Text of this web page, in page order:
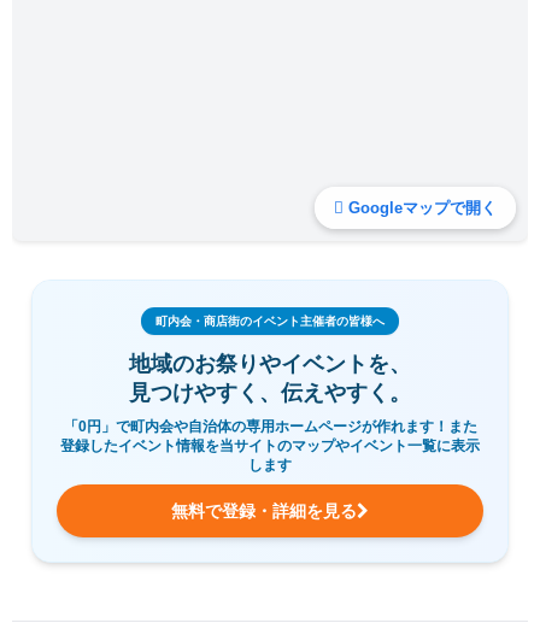
Googleマップで開く
町内会・商店街のイベント主催者の皆様へ
地域のお祭りやイベントを、
見つけやすく、伝えやすく。
「0円」で町内会や自治体の専用ホームページが作れます！また
登録したイベント情報を当サイトのマップやイベント一覧に表示
します
無料で登録・詳細を見る